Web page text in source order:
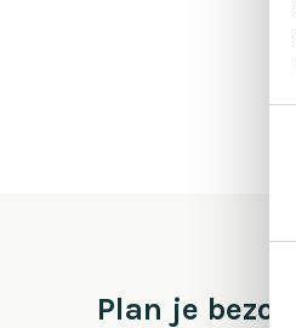
Plan je bezoek